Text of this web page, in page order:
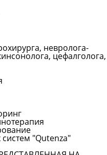
невролога-
цефалголога,
"Qutenza"